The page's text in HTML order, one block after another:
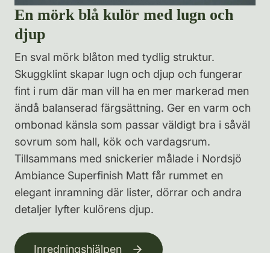
En mörk blå kulör med lugn och
djup
En sval mörk blåton med tydlig struktur.
Skuggklint skapar lugn och djup och fungerar
fint i rum där man vill ha en mer markerad men
ändå balanserad färgsättning. Ger en varm och
ombonad känsla som passar väldigt bra i såväl
sovrum som hall, kök och vardagsrum.
Tillsammans med snickerier målade i Nordsjö
Ambiance Superfinish Matt får rummet en
elegant inramning där lister, dörrar och andra
detaljer lyfter kulörens djup.
Inredningshjälpen